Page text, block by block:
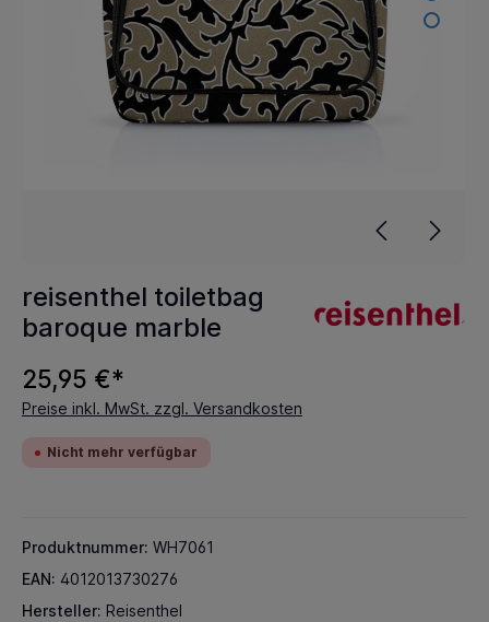
reisenthel toiletbag
baroque marble
25,95 €*
Preise inkl. MwSt. zzgl. Versandkosten
Nicht mehr verfügbar
Produktnummer: WH7061
EAN: 4012013730276
Hersteller: Reisenthel